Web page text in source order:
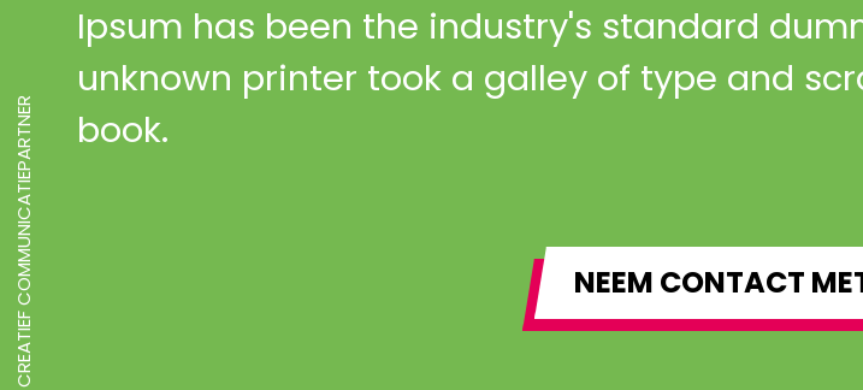
CREATIEF COMMUNICATIEPARTNER
Ipsum has been the industry's standard
unknown printer took a galley of type and
book.
NEEM CONTACT